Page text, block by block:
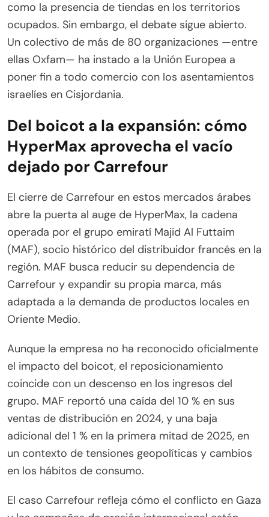
como la presencia de tiendas en los territorios
ocupados. Sin embargo, el debate sigue abierto.
Un colectivo de más de 80 organizaciones —entre
ellas Oxfam— ha instado a la Unión Europea a
poner fin a todo comercio con los asentamientos
israelíes en Cisjordania.
Del boicot a la expansión: cómo
HyperMax aprovecha el vacío
dejado por Carrefour
El cierre de Carrefour en estos mercados árabes
abre la puerta al auge de HyperMax, la cadena
operada por el grupo emiratí Majid Al Futtaim
(MAF), socio histórico del distribuidor francés en la
región. MAF busca reducir su dependencia de
Carrefour y expandir su propia marca, más
adaptada a la demanda de productos locales en
Oriente Medio.
Aunque la empresa no ha reconocido oficialmente
el impacto del boicot, el reposicionamiento
coincide con un descenso en los ingresos del
grupo. MAF reportó una caída del 10 % en sus
ventas de distribución en 2024, y una baja
adicional del 1 % en la primera mitad de 2025, en
un contexto de tensiones geopolíticas y cambios
en los hábitos de consumo.
El caso Carrefour refleja cómo el conflicto en Gaza